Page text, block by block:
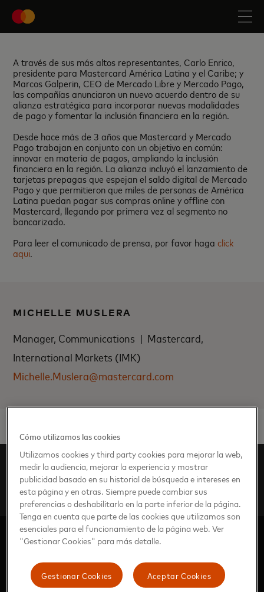
A través de sus más altos representantes, Carlo Enrico,
presidente para Mastercard América Latina y el Caribe; y
Marcos Galperin, CEO de Mercado Libre y Mercado Pago,
las compañías anunciaron un nuevo acuerdo dentro de su
alianza estratégica para incorporar nuevas modalidades
de pago y fomentar la inclusión financiera en la región.
Desde hace más de 3 años que Mastercard y Mercado
Pago trabajan en conjunto con un objetivo en común:
innovar en materia de pagos, ampliando la inclusión
financiera en la región. La alianza incluyó el lanzamiento de
tarjetas prepagas que espejan el saldo digital de Mercado
Pago y que permitieron que miles de personas de América
Latina puedan pagar sus compras online y offline con
Mastercard, llegando por primera vez al segmento no
bancarizado.
Para leer el comunicado de prensa, por favor haga click
aqui.
MICHELLE MUSLERA
Manager, Communications | Mastercard,
International Markets (IMK)
Michelle.Muslera@mastercard.com
América Latina Sala de prensa
Noticias breves
nb-es
2019 febrero
Mercado Pago y Mastercard fortalecen su alianza
Cómo utilizamos las cookies
Utilizamos cookies y third party cookies para mejorar la web,
medir la audiencia, mejorar la experiencia y mostrar
publicidad basado en su historial de búsqueda e intereses en
esta página y en otras. Siempre puede cambiar sus
preferencias o deshabilitarlo en la parte inferior de la página.
Tenga en cuenta que parte de las cookies que utilizamos son
esenciales para el funcionamiento de la página web. Ver
"Gestionar Cookies" para más detalle.
Aceptar Cookies
Gestionar Cookies